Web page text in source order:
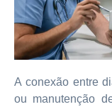
A conexão entre
ou manutenção